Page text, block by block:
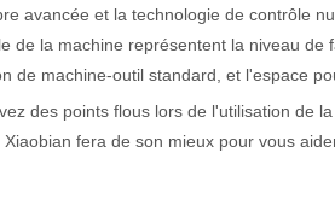
international tout en conservant le
avancée et la technologie de contrôle
de la machine représentent la niveau
de machine-outil standard, et l'espace
des points flous lors de l'utilisation de
Xiaobian fera de son mieux pour vous